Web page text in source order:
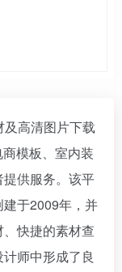
高清图片下载
模板、室内装
供服务。该平
于2009年，并
快捷的素材查
师中形成了良